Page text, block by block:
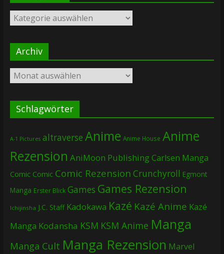
Kategorien
Archiv
Archiv
Schlagwörter
A-1 Pictures altraverse Anime Anime House Anime
Rezension AniMoon PublishingCarlsen Manga
Comic Comic Comic Rezension Crunchyroll Egmont
Manga Erster Blick Games Games Rezension
Ichijinsha J.C. Staff Kadokawa Kazé Kazé Anime Kazé
Manga Kodansha KSM KSM Anime Manga
Manga Cult Manga Rezension Marvel